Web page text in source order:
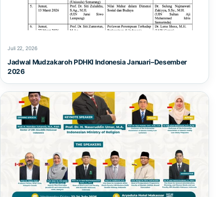
Juli 22, 2026
Jadwal Mudzakaroh PDHKI Indonesia Januari–Desember
2026